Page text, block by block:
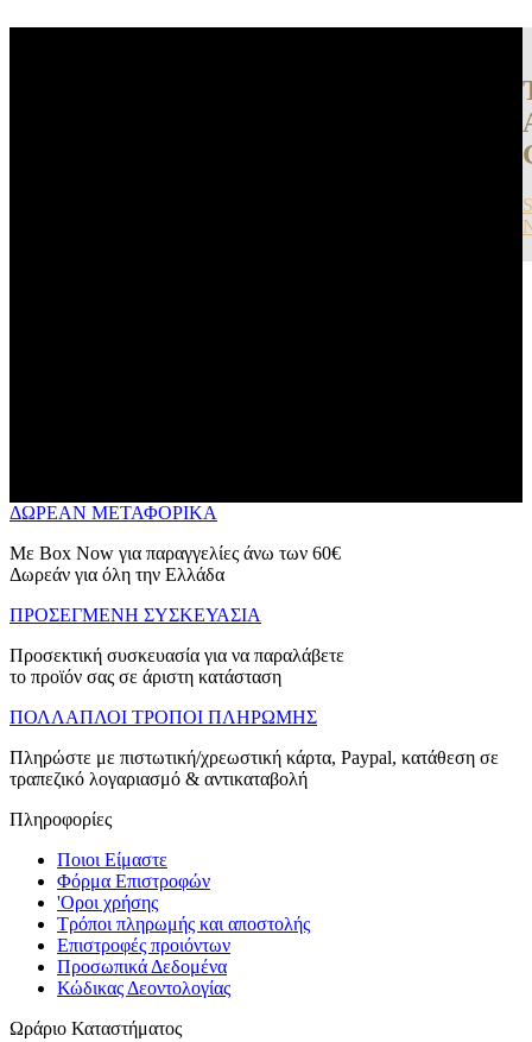
ΔΩΡΕΑΝ ΜΕΤΑΦΟΡΙΚΑ
Με Box Now για παραγγελίες άνω των 60€
Δωρεάν για όλη την Ελλάδα
ΠΡΟΣΕΓΜΕΝΗ ΣΥΣΚΕΥΑΣΙΑ
Προσεκτική συσκευασία για να παραλάβετε
το προϊόν σας σε άριστη κατάσταση
ΠΟΛΛΑΠΛΟΙ ΤΡΟΠΟΙ ΠΛΗΡΩΜΗΣ
Πληρώστε με πιστωτική/χρεωστική κάρτα, Paypal, κατάθεση σε
τραπεζικό λογαριασμό & αντικαταβολή
Πληροφορίες
Ποιοι Είμαστε
Φόρμα Επιστροφών
'Oροι χρήσης
Τρόποι πληρωμής και αποστολής
Επιστροφές προιόντων
Προσωπικά Δεδομένα
Κώδικας Δεοντολογίας
Ωράριο Καταστήματος